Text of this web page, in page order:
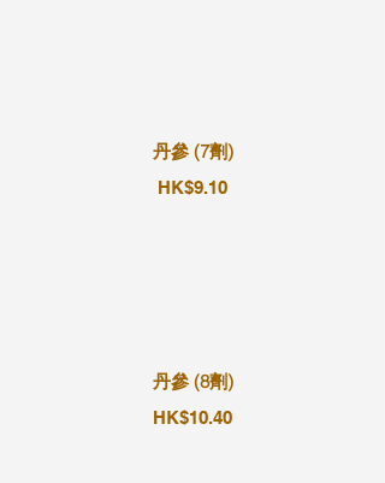
丹參 (7劑)
HK$9.10
丹參 (8劑)
HK$10.40